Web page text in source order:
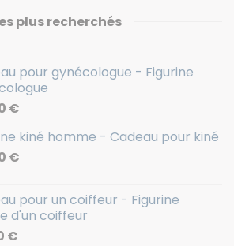
plus recherchés
pour gynécologue - Figurine
€
kiné homme - Cadeau pour kiné
€
pour un coiffeur - Figurine
d'un coiffeur
€